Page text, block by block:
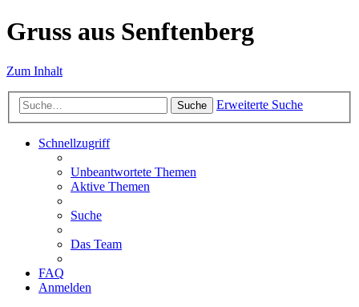
Gruss aus Senftenberg
Zum Inhalt
Suche Erweiterte Suche
Schnellzugriff
Unbeantwortete Themen
Aktive Themen
Suche
Das Team
FAQ
Anmelden